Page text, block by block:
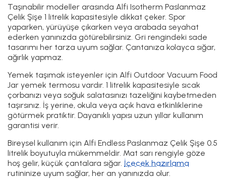
Taşınabilir modeller arasında Alfi Isotherm Paslanmaz
Çelik Şişe 1 litrelik kapasitesiyle dikkat çeker. Spor
yaparken, yürüyüşe çıkarken veya arabada seyahat
ederken yanınızda götürebilirsiniz. Gri rengindeki sade
tasarımı her tarza uyum sağlar. Çantanıza kolayca sığar,
ağırlık yapmaz.
Yemek taşımak isteyenler için Alfi Outdoor Vacuum Food
Jar yemek termosu vardır. 1 litrelik kapasitesiyle sıcak
çorbanızı veya soğuk salatasınızı tazeliğini kaybetmeden
taşırsınız. İş yerine, okula veya açık hava etkinliklerine
götürmek pratiktir. Dayanıklı yapısı uzun yıllar kullanım
garantisi verir.
Bireysel kullanım için Alfi Endless Paslanmaz Çelik Şişe 0.5
litrelik boyutuyla mükemmeldir. Mat sarı rengiyle göze
hoş gelir, küçük çantalara sığar. İçecek hazırlama
rutininize uyum sağlar, her an yanınızda olur.